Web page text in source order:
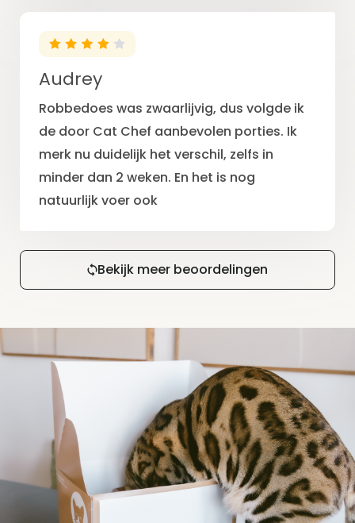
Audrey
Robbedoes was zwaarlijvig, dus volgde ik
de door Cat Chef aanbevolen porties. Ik
merk nu duidelijk het verschil, zelfs in
minder dan 2 weken. En het is nog
natuurlijk voer ook
Bekijk meer beoordelingen